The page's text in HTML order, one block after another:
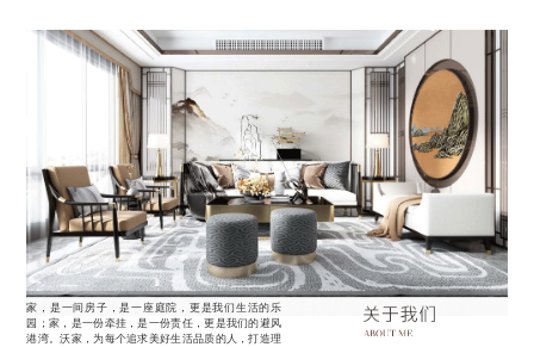
家，是一间房子，是一座庭院，更是我们生活的乐
园；家，是一份牵挂，是一份责任，更是我们的避风
港湾。沃家，为每个追求美好生活品质的人，打造理